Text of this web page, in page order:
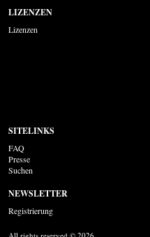
LIZENZEN
Lizenzen
SITELINKS
FAQ
Presse
Suchen
NEWSLETTER
Registrierung